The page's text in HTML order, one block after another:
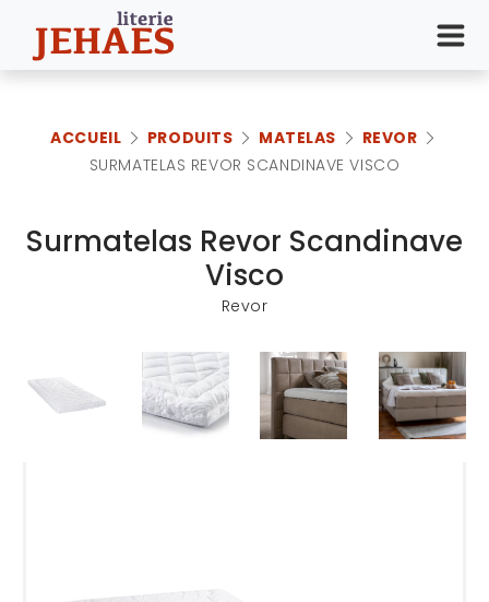
ACCUEIL PRODUITS MATELAS
REVOR
SURMATELAS REVOR SCANDINAVE VISCO
Surmatelas Revor Scandinave
Visco
Revor